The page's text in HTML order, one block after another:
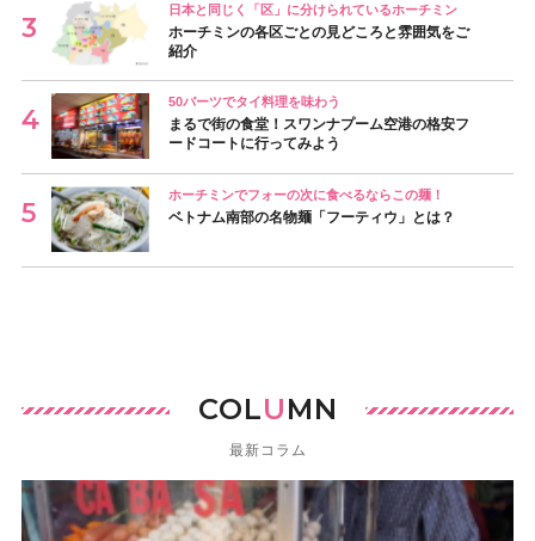
日本と同じく「区」に分けられているホーチミン
ホーチミンの各区ごとの見どころと雰囲気をご
紹介
50バーツでタイ料理を味わう
まるで街の食堂！スワンナプーム空港の格安フ
ードコートに行ってみよう
ホーチミンでフォーの次に食べるならこの麺！
ベトナム南部の名物麺「フーティウ」とは？
COLUMN
最新コラム